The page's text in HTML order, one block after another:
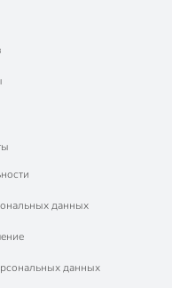
данных
данных